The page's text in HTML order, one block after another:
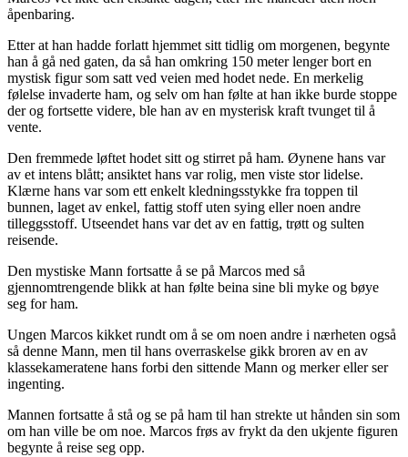
åpenbaring.
Etter at han hadde forlatt hjemmet sitt tidlig om morgenen, begynte
han å gå ned gaten, da så han omkring 150 meter lenger bort en
mystisk figur som satt ved veien med hodet nede. En merkelig
følelse invaderte ham, og selv om han følte at han ikke burde stoppe
der og fortsette videre, ble han av en mysterisk kraft tvunget til å
vente.
Den fremmede løftet hodet sitt og stirret på ham. Øynene hans var
av et intens blått; ansiktet hans var rolig, men viste stor lidelse.
Klærne hans var som ett enkelt kledningsstykke fra toppen til
bunnen, laget av enkel, fattig stoff uten sying eller noen andre
tilleggsstoff. Utseendet hans var det av en fattig, trøtt og sulten
reisende.
Den mystiske Mann fortsatte å se på Marcos med så
gjennomtrengende blikk at han følte beina sine bli myke og bøye
seg for ham.
Ungen Marcos kikket rundt om å se om noen andre i nærheten også
så denne Mann, men til hans overraskelse gikk broren av en av
klassekameratene hans forbi den sittende Mann og merker eller ser
ingenting.
Mannen fortsatte å stå og se på ham til han strekte ut hånden sin som
om han ville be om noe. Marcos frøs av frykt da den ukjente figuren
begynte å reise seg opp.